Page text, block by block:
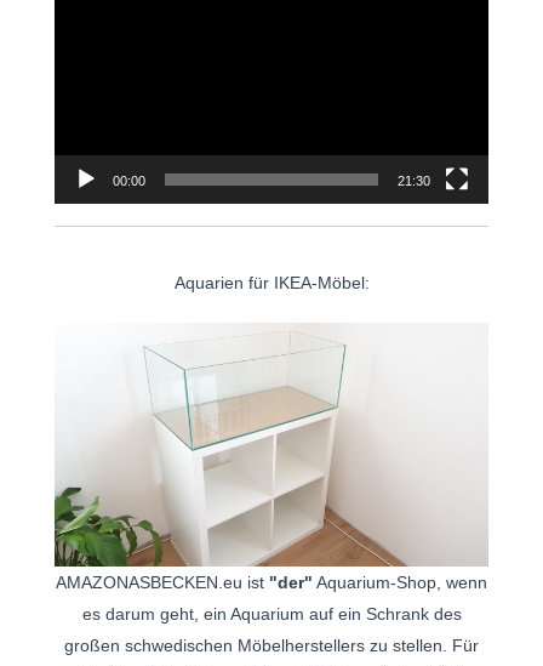
00:00 21:30
Aquarien für IKEA-Möbel:
AMAZONASBECKEN.eu ist "der" Aquarium-Shop, wenn
es darum geht, ein Aquarium auf ein Schrank des
großen schwedischen Möbelherstellers zu stellen. Für